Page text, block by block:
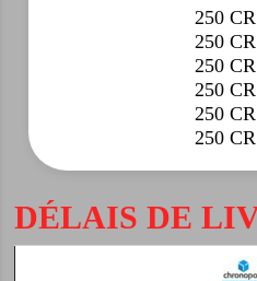
250
250
250
250
250
250
DÉLAIS DE